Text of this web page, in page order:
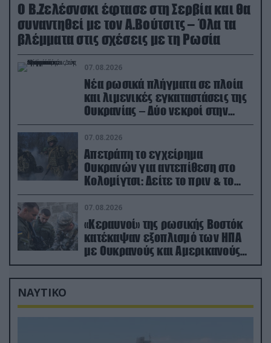
Ο Β.Ζελέσνσκι έφτασε στη Σερβία και θα
συναντηθεί με τον Α.Βούτσιτς – Όλα τα
βλέμματα στις σχέσεις με τη Ρωσία
07.08.2026
Νέα ρωσικά πλήγματα σε πλοία
και λιμενικές εγκαταστάσεις της
Ουκρανίας – Δύο νεκροί στην
Κριμαία
07.08.2026
Απετράπη το εγχείρημα
Ουκρανών για αντεπίθεση στο
Κολομίγτσι: Δείτε το πριν & το
μετά της προσπάθειάς τους
(βίντεο)
07.08.2026
«Κεραυνοί» της ρωσικής Βοστόκ
κατέκαψαν εξοπλισμό των ΗΠΑ
με Ουκρανούς και Αμερικανούς
μισθοφόρους – Δείτε βίντεο
ΝΑΥΤΙΚΟ